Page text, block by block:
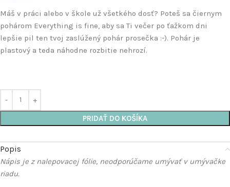
Máš v práci alebo v škole už všetkého dosť? Poteš sa čiernym
pohárom Everything is fine, aby sa Ti večer po ťažkom dni
lepšie pil ten tvoj zaslúžený pohár prosečka :-). Pohár je
plastový a teda náhodne rozbitie nehrozí.
PRIDAŤ DO KOŠÍKA
Popis
Nápis je z nalepovacej fólie, neodporúčame umývať v umývačke
riadu.